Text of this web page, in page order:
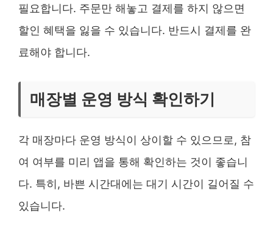
필요합니다. 주문만 해놓고 결제를 하지 않으면
할인 혜택을 잃을 수 있습니다. 반드시 결제를 완
료해야 합니다.
매장별 운영 방식 확인하기
각 매장마다 운영 방식이 상이할 수 있으므로, 참
여 여부를 미리 앱을 통해 확인하는 것이 좋습니
다. 특히, 바쁜 시간대에는 대기 시간이 길어질 수
있습니다.